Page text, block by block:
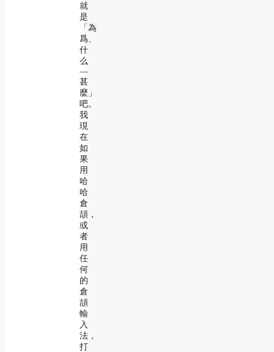
就
是
「為
爲、
什
么
―
甚
麼」
吧。
我
現
在
如
果
用
哈
哈
倉
頡，
或
者
用
任
何
的
倉
頡
輸
入
法，
打